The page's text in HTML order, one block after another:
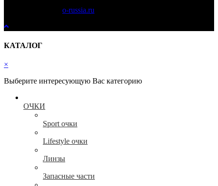
o-russia.ru
КАТАЛОГ
×
Выберите интересующую Вас категорию
ОЧКИ
Sport очки
Lifestyle очки
Линзы
Запасные части